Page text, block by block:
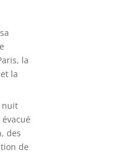
la
la
nuit
des
de